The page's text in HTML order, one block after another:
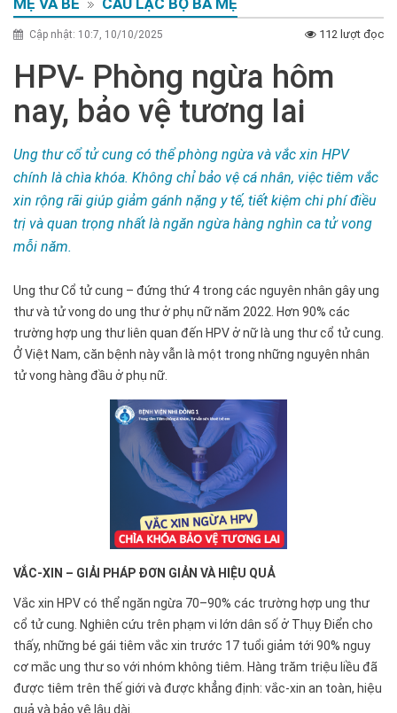
MẸ VÀ BÉ CÂU LẠC BỘ BÀ MẸ
Cập nhật: 10:7, 10/10/2025 112 lượt đọc
HPV- Phòng ngừa hôm
nay, bảo vệ tương lai
Ung thư cổ tử cung có thể phòng ngừa và vắc xin HPV
chính là chìa khóa. Không chỉ bảo vệ cá nhân, việc tiêm vắc
xin rộng rãi giúp giảm gánh nặng y tế, tiết kiệm chi phí điều
trị và quan trọng nhất là ngăn ngừa hàng nghìn ca tử vong
mỗi năm.
Ung thư Cổ tử cung – đứng thứ 4 trong các nguyên nhân gây ung
thư và tử vong do ung thư ở phụ nữ năm 2022. Hơn 90% các
trường hợp ung thư liên quan đến HPV ở nữ là ung thư cổ tử cung.
Ở Việt Nam, căn bệnh này vẫn là một trong những nguyên nhân
tử vong hàng đầu ở phụ nữ.
VẮC-XIN – GIẢI PHÁP ĐƠN GIẢN VÀ HIỆU QUẢ
Vắc xin HPV có thể ngăn ngừa 70–90% các trường hợp ung thư
cổ tử cung. Nghiên cứu trên phạm vi lớn dân số ở Thụy Điển cho
thấy, những bé gái tiêm vắc xin trước 17 tuổi giảm tới 90% nguy
cơ mắc ung thư so với nhóm không tiêm. Hàng trăm triệu liều đã
được tiêm trên thế giới và được khẳng định: vắc-xin an toàn, hiệu
quả và bảo vệ lâu dài.